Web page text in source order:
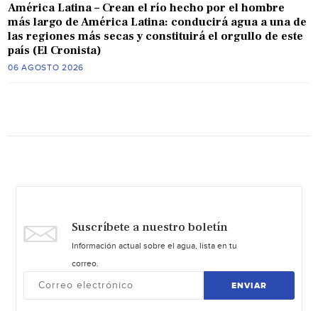
América Latina – Crean el río hecho por el hombre
más largo de América Latina: conducirá agua a una de
las regiones más secas y constituirá el orgullo de este
país (El Cronista)
06 AGOSTO 2026
Suscríbete a nuestro boletín
Información actual sobre el agua, lista en tu
correo.
ENVIAR